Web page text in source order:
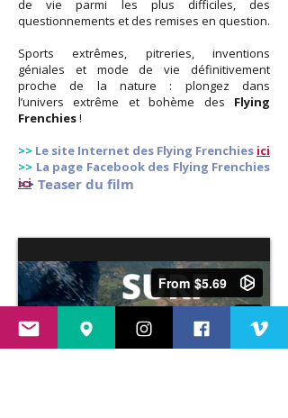
de vie parmi les plus difficiles, des
questionnements et des remises en question.
Sports extrêmes, pitreries, inventions
géniales et mode de vie définitivement
proche de la nature : plongez dans
l’univers extrême et bohème des Flying
Frenchies!
>> Le site Internet des Flying Frenchies ici
>> La page Facebook des Flying Frenchies
ici
>> Teaser du film